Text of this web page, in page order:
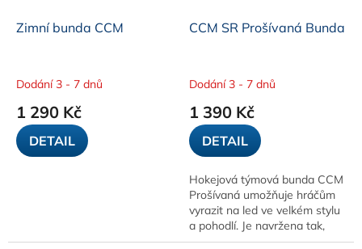
Zimní bunda CCM
Dodání 3 - 7 dnů
1 290 Kč
DETAIL
CCM SR Prošívaná Bunda
Dodání 3 - 7 dnů
1 390 Kč
DETAIL
Hokejová týmová bunda CCM
Prošívaná umožňuje hráčům
vyrazit na led ve velkém stylu
a pohodlí. Je navržena tak,
aby vás udržela v teple, ale